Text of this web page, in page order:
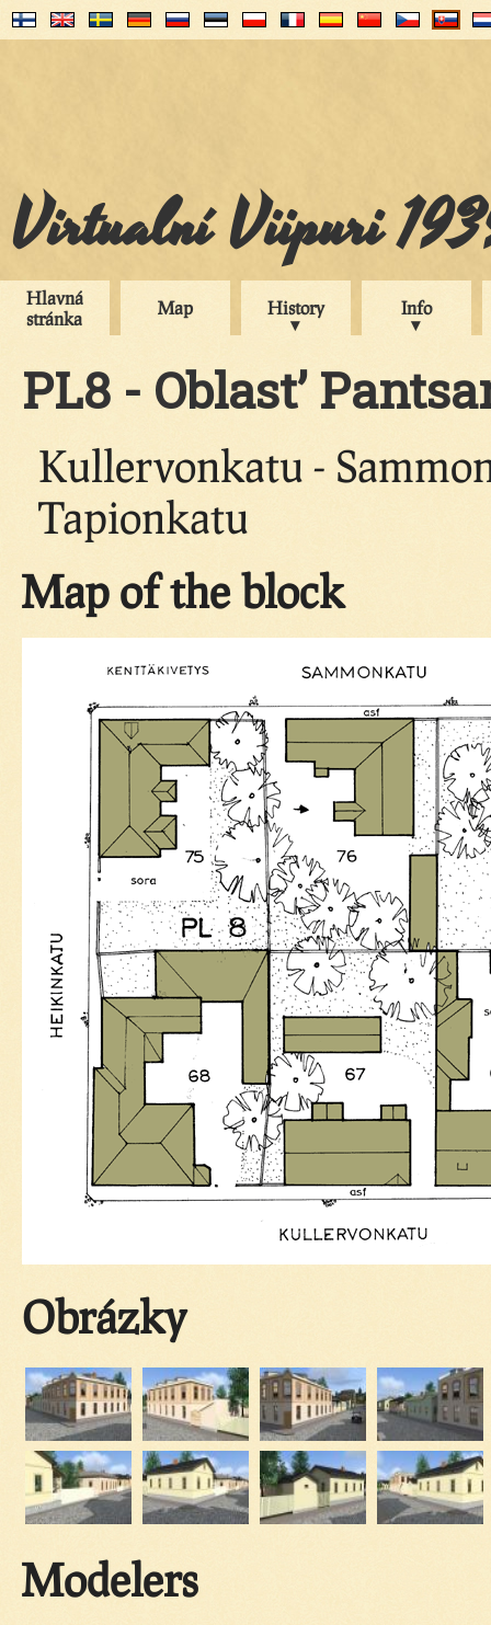
Virtualní Viipuri
Hlavná
stránka
Map History Info
PL8 - Oblast’
Kullervonkatu -
Tapionkatu
Map of the block
Obrázky
Modelers